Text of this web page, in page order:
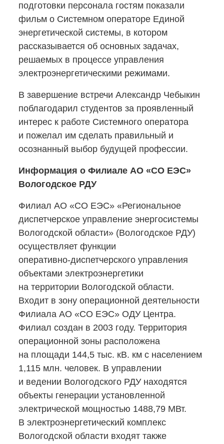
подготовки персонала гостям показали
фильм о Системном операторе Единой
энергетической системы, в котором
рассказывается об основных задачах,
решаемых в процессе управления
электроэнергетическими режимами.
В завершение встречи Александр Чебыкин
поблагодарил студентов за проявленный
интерес к работе Системного оператора
и пожелал им сделать правильный и
осознанный выбор будущей профессии.
Информация о Филиале АО «СО ЕЭС»
Вологодское РДУ
Филиал АО «СО ЕЭС» «Региональное
диспетчерское управление энергосистемы
Вологодской области» (Вологодское РДУ)
осуществляет функции
оперативно-диспетчерского управления
объектами электроэнергетики
на территории Вологодской области.
Входит в зону операционной деятельности
Филиала АО «СО ЕЭС» ОДУ Центра.
Филиал создан в 2003 году. Территория
операционной зоны расположена
на площади 144,5 тыс. кВ. км с населением
1,115 млн. человек. В управлении
и ведении Вологодского РДУ находятся
объекты генерации установленной
электрической мощностью 1488,79 МВт.
В электроэнергетический комплекс
Вологодской области входят также